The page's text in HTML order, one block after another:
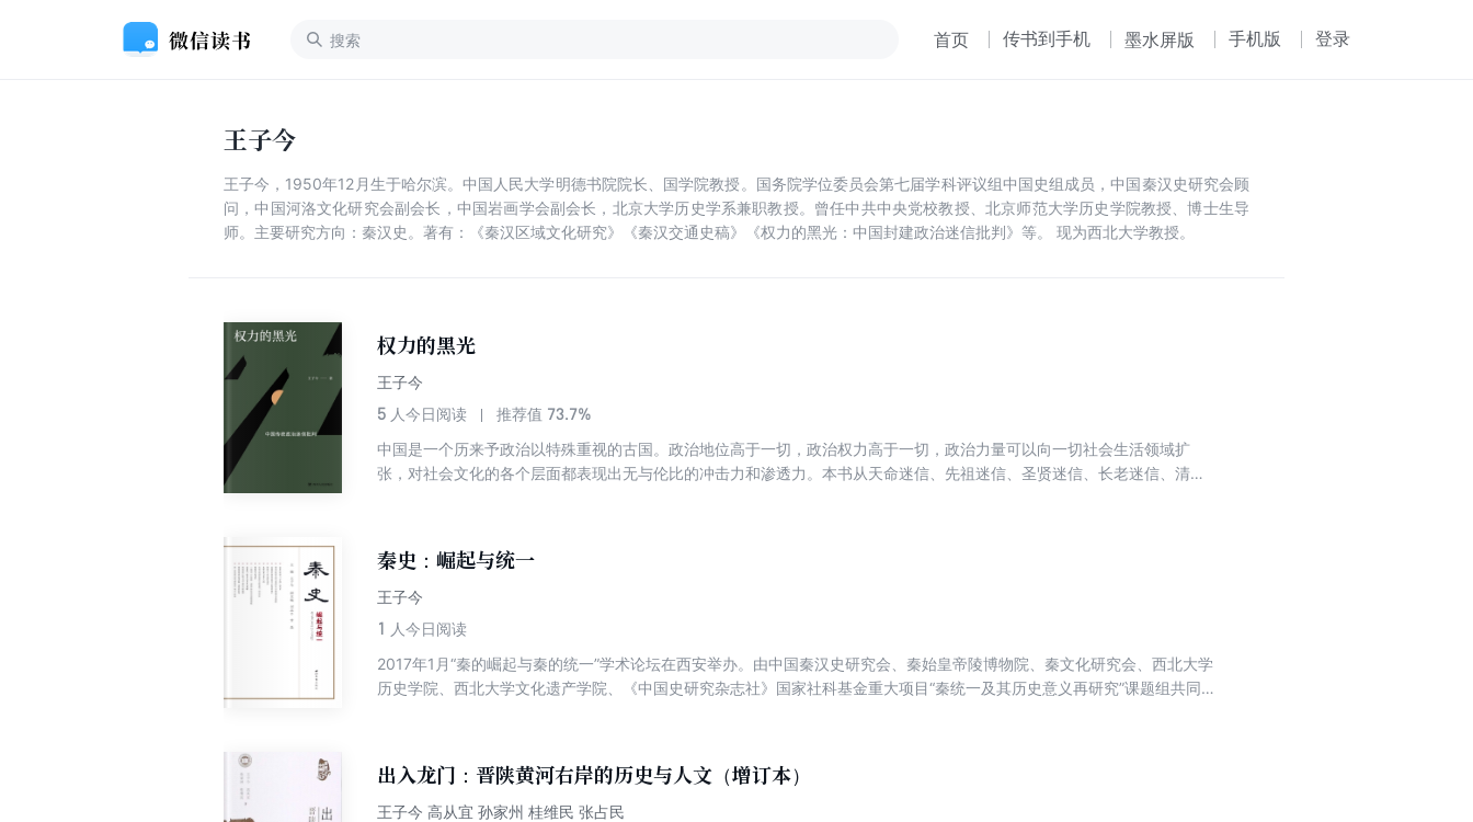
首页 传书到手机 墨水屏版 手机版 登录
王子今
王子今，1950年12月生于哈尔滨。中国人民大学明德书院院长、国学院教授。国务院学位委员会第七届学科评议组中国史组成员，中国秦汉史研究会顾
问，中国河洛文化研究会副会长，中国岩画学会副会长，北京大学历史学系兼职教授。曾任中共中央党校教授、北京师范大学历史学院教授、博士生导
师。主要研究方向：秦汉史。著有：《秦汉区域文化研究》《秦汉交通史稿》《权力的黑光：中国封建政治迷信批判》等。 现为西北大学教授。
权力的黑光
王子今
5 人今日阅读 推荐值 73.7%
中国是一个历来予政治以特殊重视的古国。政治地位高于一切，政治权力高于一切，政治力量可以向一切社会生活领域扩
张，对社会文化的各个层面都表现出无与伦比的冲击力和渗透力。本书从天命迷信、先祖迷信、圣贤迷信、长老迷信、清官
秦史：崛起与统一
王子今
1 人今日阅读
2017年1月“秦的崛起与秦的统一”学术论坛在西安举办。由中国秦汉史研究会、秦始皇帝陵博物院、秦文化研究会、西北大学
历史学院、西北大学文化遗产学院、《中国史研究杂志社》国家社科基金重大项目“秦统一及其历史意义再研究”课题组共同
出入龙门：晋陕黄河右岸的历史与人文（增订本）
王子今 高从宜 孙家州 桂维民 张占民